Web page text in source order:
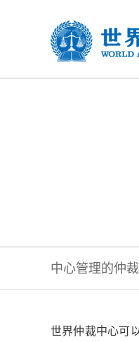
中心管理的仲裁
世界仲裁中心可